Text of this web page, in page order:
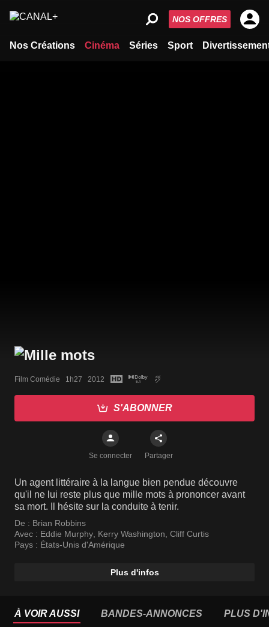
Nos Créations Cinéma Séries Sport
NOS OFFRES
Film Comédie   1h27   2012
S'ABONNER
Se connecter Partager
Un agent littéraire à la langue bien pendue découvre
qu'il ne lui reste plus que mille mots à prononcer avant
sa mort. Il hésite sur la conduite à tenir.
De : Brian Robbins
Avec : Eddie Murphy, Kerry Washington, Cliff Curtis
Pays : États-Unis d'Amérique
Plus d'infos
À VOIR AUSSI BANDES-ANNONCES PLUS